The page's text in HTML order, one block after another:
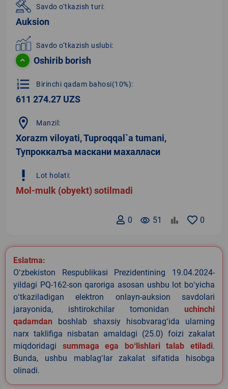
Savdo o‘tkazish turi:
Auksion
Savdo o‘tkazish uslubi:
Oshirib borish
format_list_numbered Birinchi qadam bahosi(10%):
611 274.27 UZS
location_on Manzil:
Xorazm viloyati, Tuproqqal`a tumani,
Тупроккалъа маскани махалласи
priority_high Lot holati:
Mol-mulk (obyekt) sotilmadi
0
remove_red_eye 51
0
Eslatma:
Oʻzbekiston Respublikasi Prezidentining 19.04.2024-
yildagi PQ-162-son qaroriga asosan ushbu lot boʻyicha
oʻtkaziladigan elektron onlayn-auksion savdolari
jarayonida, ishtirokchilar tomonidan uchinchi
qadamdan boshlab shaxsiy hisobvaragʻida ularning
narx taklifiga nisbatan amaldagi (25.0) foizi zakalat
miqdoridagi summaga ega boʻlishlari talab etiladi.
Bunda, ushbu mablagʻlar zakalat sifatida hisobga
olinadi.